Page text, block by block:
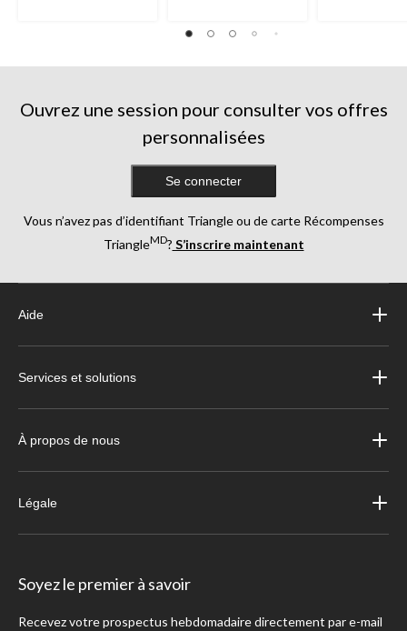
Ouvrez une session pour consulter vos offres
personnalisées
Se connecter
Vous n’avez pas d’identifiant Triangle ou de carte Récompenses
TriangleMD? S’inscrire maintenant
Aide
Services et solutions
À propos de nous
Légale
Soyez le premier à savoir
Recevez votre prospectus hebdomadaire directement par e-mail